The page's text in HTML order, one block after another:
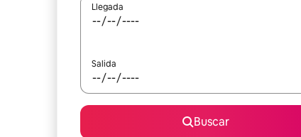
Llegada
Salida
Buscar